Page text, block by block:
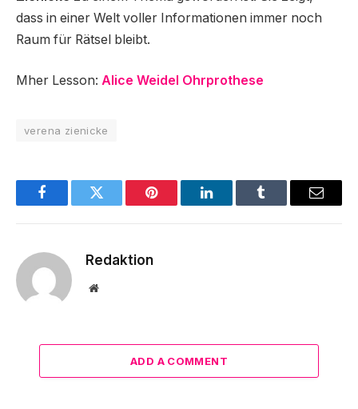
dass in einer Welt voller Informationen immer noch
Raum für Rätsel bleibt.
Mher Lesson: Alice Weidel Ohrprothese
verena zienicke
FacebookTwitter Pinterest LinkedInTumblr Email
Redaktion
Website
ADD A COMMENT